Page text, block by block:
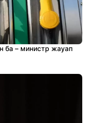
ба – министр жауап